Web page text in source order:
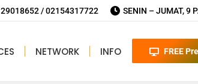
/ 02154317722 SENIN – JUMAT, 9
NETWORK INFO FREE